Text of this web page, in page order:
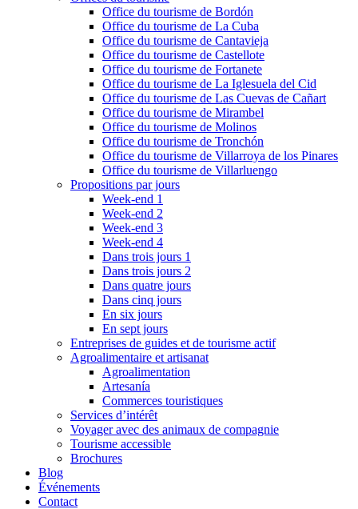
Office du tourisme de Bordón
Office du tourisme de La Cuba
Office du tourisme de Cantavieja
Office du tourisme de Castellote
Office du tourisme de Fortanete
Office du tourisme de La Iglesuela del Cid
Office du tourisme de Las Cuevas de Cañart
Office du tourisme de Mirambel
Office du tourisme de Molinos
Office du tourisme de Tronchón
Office du tourisme de Villarroya de los Pinares
Office du tourisme de Villarluengo
Propositions par jours
Week-end 1
Week-end 2
Week-end 3
Week-end 4
Dans trois jours 1
Dans trois jours 2
Dans quatre jours
Dans cinq jours
En six jours
En sept jours
Entreprises de guides et de tourisme actif
Agroalimentaire et artisanat
Agroalimentation
Artesanía
Commerces touristiques
Services d’intérêt
Voyager avec des animaux de compagnie
Tourisme accessible
Brochures
Blog
Événements
Contact